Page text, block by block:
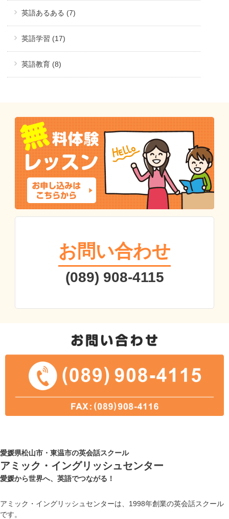
英語あるある (7)
英語学習 (17)
英語教育 (8)
お問い合わせ
(089) 908-4115
愛媛県松山市・東温市の英会話スクール
アミック・イングリッシュセンター
愛媛から世界へ、英語でつながる！
アミック・イングリッシュセンターは、1998年創業の英会話スクール
です。